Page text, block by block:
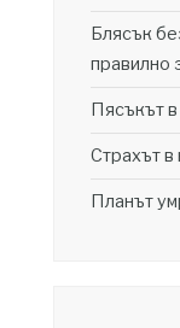
Блясък
правилно
Пясъкът
Страхът
Планът